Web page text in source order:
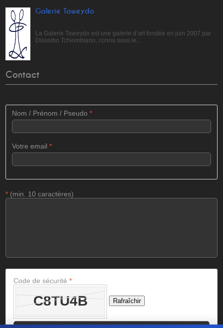
Galerie Taweydo
La Galerie Taweydo est une galerie d’art fondée en juin 2007 par
Diassibo Tchiombiano, connu sous le...
Contact
Nom / Prénom / Pseudo*
Votre email*
* (min. 10 caractères)
Code de sécurité*
Rafraîchir